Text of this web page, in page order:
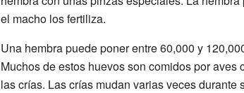
el macho los fertiliza.
Una hembra puede poner entre 60,000 y
Muchos de estos huevos son comidos por aves
las crías. Las crías mudan varias veces durante